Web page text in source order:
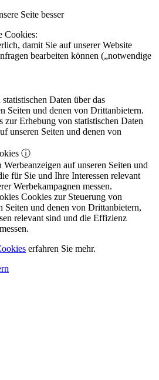
Seite besser
Cookies:
damit Sie auf unserer Website
bearbeiten können („notwendige
Daten über das
Seiten und denen von Drittanbietern.
zur Erhebung von statistischen Daten
unseren Seiten und denen von
ⓘ
auf unseren Seiten und
für Sie und Ihre Interessen relevant
Werbekampagnen messen.
Cookies zur Steuerung von
Seiten und denen von Drittanbietern,
relevant sind und die Effizienz
erfahren Sie mehr.